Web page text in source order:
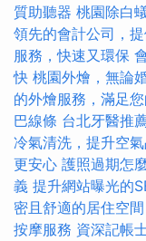
質助聽器 桃園除白
領先的會計公司，
服務，快速又環保
快 桃園外燴，無論
的外燴服務，滿足
巴線條 台北牙醫推
冷氣清洗，提升空
更安心 護照過期怎
義 提升網站曝光的
密且舒適的居住空間
按摩服務 資深記帳